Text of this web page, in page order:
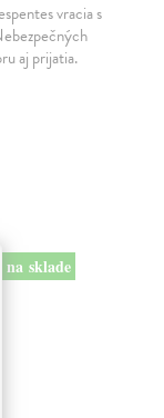
vracia s
aj prijatia.
na sklade